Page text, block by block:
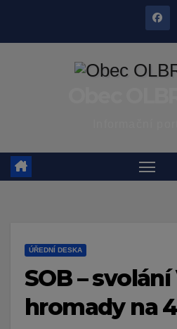
ÚŘEDNÍ DESKA
SOB –
hromady na